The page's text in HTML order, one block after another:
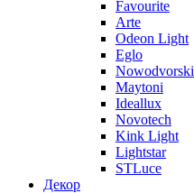
Favourite
Arte
Odeon Light
Eglo
Nowodvorski
Maytoni
Ideallux
Novotech
Kink Light
Lightstar
STLuce
Декор